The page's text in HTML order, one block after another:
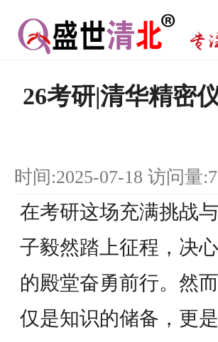
26考研|清华精密
时间:2025-07-18 访问量
在考研这场充满挑战
子毅然踏上征程，决
的殿堂奋勇前行。然
仅是知识的储备，更